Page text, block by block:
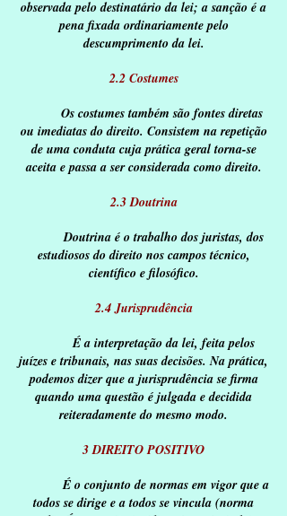
observada pelo destinatário da lei; a sanção é a
pena fixada ordinariamente pelo
descumprimento da lei.
2.2 Costumes
Os costumes também são fontes diretas
ou imediatas do direito. Consistem na repetição
de uma conduta cuja prática geral torna-se
aceita e passa a ser considerada como direito.
2.3 Doutrina
Doutrina é o trabalho dos juristas, dos
estudiosos do direito nos campos técnico,
científico e filosófico.
2.4 Jurisprudência
É a interpretação da lei, feita pelos
juízes e tribunais, nas suas decisões. Na prática,
podemos dizer que a jurisprudência se firma
quando uma questão é julgada e decidida
reiteradamente do mesmo modo.
3 DIREITO POSITIVO
É o conjunto de normas em vigor que a
todos se dirige e a todos se vincula (norma